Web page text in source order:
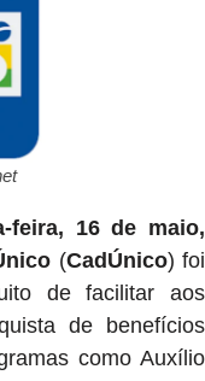
feira, 16 de maio,
(CadÚnico) foi
de facilitar aos
de benefícios
como Auxílio